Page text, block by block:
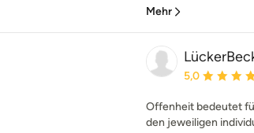
Mehr
5,0
Offenheit bedeutet
den jeweiligen